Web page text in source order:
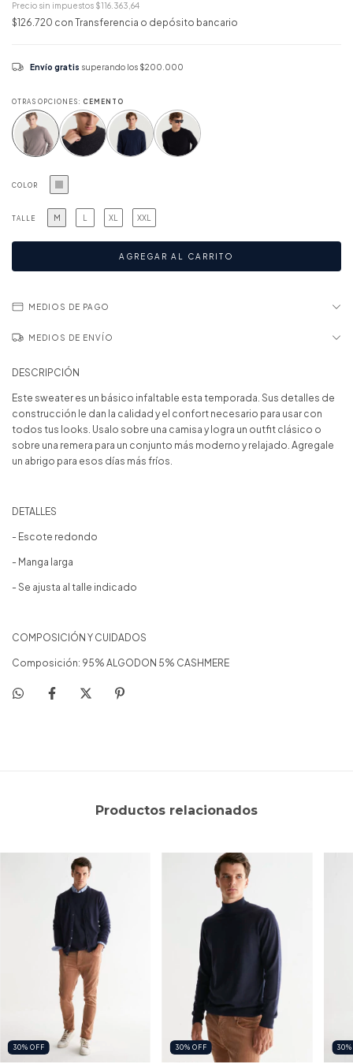
Precio sin impuestos $116.363,64
$126.720 con Transferencia o depósito bancario
Envío gratis superando los $200.000
OTRAS OPCIONES: CEMENTO
COLOR
TALLE M XL XXL
MEDIOS DE PAGO
MEDIOS DE ENVÍO
DESCRIPCIÓN
Este sweater es un básico infaltable esta temporada. Sus detalles de
construcción le dan la calidad y el confort necesario para usar con
todos tus looks. Usalo sobre una camisa y logra un outfit clásico o
sobre una remera para un conjunto más moderno y relajado. Agregale
un abrigo para esos días más fríos.
DETALLES
- Escote redondo
- Manga larga
- Se ajusta al talle indicado
COMPOSICIÓN Y CUIDADOS
Composición: 95% ALGODON 5% CASHMERE
Productos relacionados
30% OFF 30% OFF 30